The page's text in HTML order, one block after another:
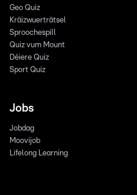
Geo Quiz
Kräizwuerträtsel
Sproochespill
Quiz vum Mount
Déiere Quiz
Sport Quiz
Jobs
Jobdag
Moovijob
Lifelong Learning